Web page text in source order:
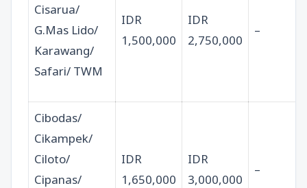
Cisarua/
G.Mas Lido/
Karawang/
Safari/ TWM
IDR
1,500,000
IDR
2,750,000
–
Cibodas/
Cikampek/
Ciloto/
Cipanas/
IDR
1,650,000
IDR
3,000,000
–